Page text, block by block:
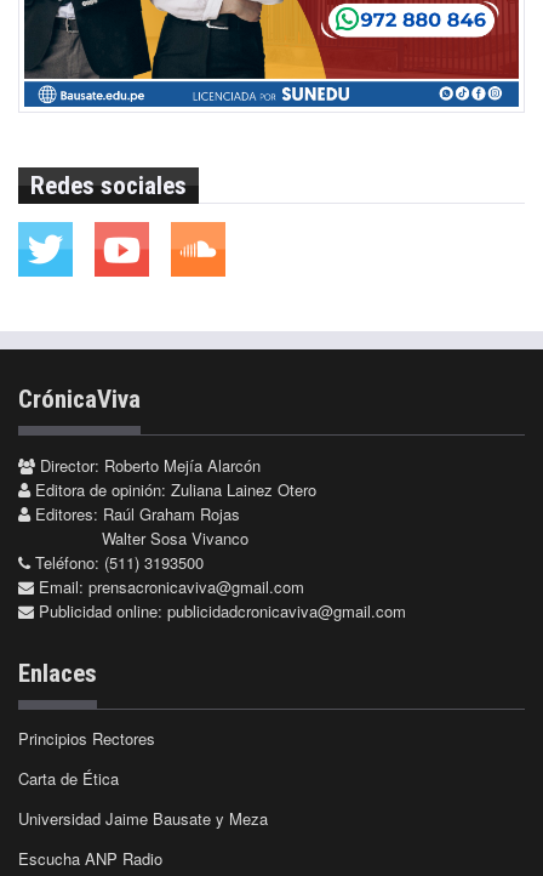
Redes sociales
CrónicaViva
Director: Roberto Mejía Alarcón
Editora de opinión: Zuliana Lainez Otero
Editores: Raúl Graham Rojas
Walter Sosa Vivanco
Teléfono: (511) 3193500
Email: prensacronicaviva@gmail.com
Publicidad online: publicidadcronicaviva@gmail.com
Enlaces
Principios Rectores
Carta de Ética
Universidad Jaime Bausate y Meza
Escucha ANP Radio